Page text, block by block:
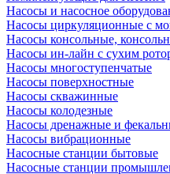
Насосы и насосное
Насосы циркуляционные с
Насосы консольные,
Насосы ин-лайн с сухим
Насосы многоступенчатые
Насосы поверхностные
Насосы скважинные
Насосы колодезные
Насосы дренажные и
Насосы вибрационные
Насосные станции бытовые
Насосные станции